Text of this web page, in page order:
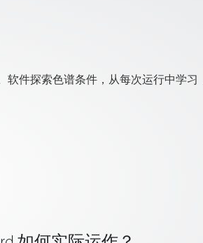
软件探索色谱条件，从每次运行中学